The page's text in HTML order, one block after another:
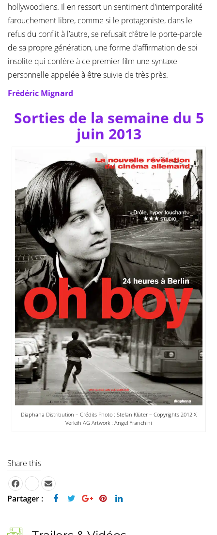
hollywoodiens. Il en ressort un sentiment d’intemporalité
farouchement libre, comme si le protagoniste, dans le
refus du conflit à l’autre, se refusait d’être le porte-parole
de sa propre génération, une forme d’affirmation de soi
insolite qui confère à ce premier film une syntaxe
personnelle appelée à être suivie de très près.
Frédéric Mignard
Sorties de la semaine du 5
juin 2013
Diaphana Distribution – Crédits Photo : Stefan Klüter – Copyrights 2012 X
Verleih AG Artwork : Angel Franchini
Share this
Partager :